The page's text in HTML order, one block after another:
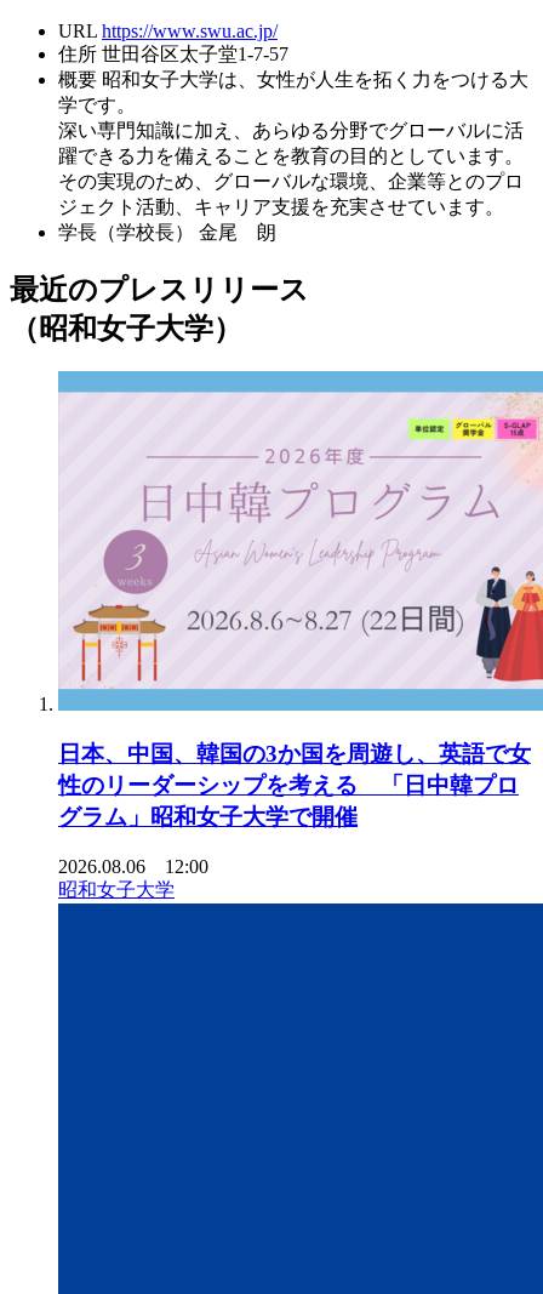
URL https://www.swu.ac.jp/
住所 世田谷区太子堂1-7-57
概要 昭和女子大学は、女性が人生を拓く力をつける大
学です。
深い専門知識に加え、あらゆる分野でグローバルに活
躍できる力を備えることを教育の目的としています。
その実現のため、グローバルな環境、企業等とのプロ
ジェクト活動、キャリア支援を充実させています。
学長（学校長）
金尾 朗
最近のプレスリリース
（昭和女子大学）
日本、中国、韓国の3か国を周遊し、英語で女
性のリーダーシップを考える 「日中韓プロ
グラム」昭和女子大学で開催
2026.08.06 12:00
昭和女子大学